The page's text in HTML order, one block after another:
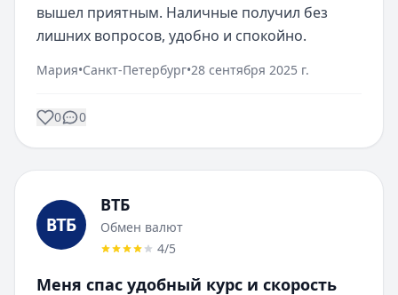
вышел приятным. Наличные получил без
лишних вопросов, удобно и спокойно.
Мария•Санкт-Петербург•28 сентября 2025 г.
0 0
ВТБ
Обмен валют
4/5
Меня спас удобный курс и скорость